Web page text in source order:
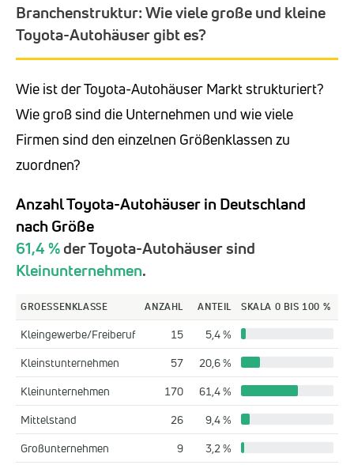
Branchenstruktur: Wie viele große und kleine
Toyota-Autohäuser gibt es?
Wie ist der Toyota-Autohäuser Markt strukturiert?
Wie groß sind die Unternehmen und wie viele
Firmen sind den einzelnen Größenklassen zu
zuordnen?
Anzahl Toyota-Autohäuser in Deutschland
nach Größe
61,4 %der Toyota-Autohäuser sind
Kleinunternehmen.
GROESSENKLASSE ANZAHL ANTEIL SKALA 0 BIS 100 %
Kleingewerbe/Freiberuf 15
5,4 %
Kleinstunternehmen
57
20,6 %
Kleinunternehmen
170
61,4 %
Mittelstand
26
9,4 %
Großunternehmen
9 3,2 %